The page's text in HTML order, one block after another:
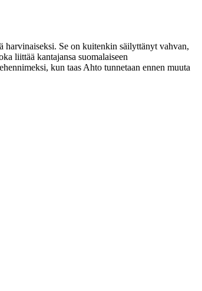
Se on kuitenkin säilyttänyt vahvan,
liittää kantajansa suomalaiseen
kun taas Ahto tunnetaan ennen muuta